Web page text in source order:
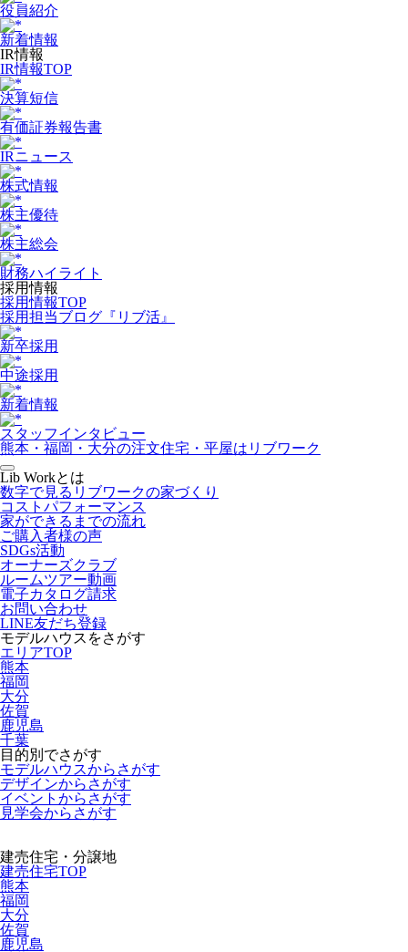
役員紹介
新着情報
IR情報
IR情報TOP
決算短信
有価証券報告書
IRニュース
株式情報
株主優待
株主総会
財務ハイライト
採用情報
採用情報TOP
採用担当ブログ『リブ活』
新卒採用
中途採用
新着情報
スタッフインタビュー
熊本・福岡・大分の注文住宅・平屋はリブワーク
Lib Workとは
数字で見るリブワークの家づくり
コストパフォーマンス
家ができるまでの流れ
ご購入者様の声
SDGs活動
オーナーズクラブ
ルームツアー動画
電子カタログ請求
お問い合わせ
LINE友だち登録
モデルハウスをさがす
エリアTOP
熊本
福岡
大分
佐賀
鹿児島
千葉
目的別でさがす
モデルハウスからさがす
デザインからさがす
イベントからさがす
見学会からさがす
建売住宅・分譲地
建売住宅TOP
熊本
福岡
大分
佐賀
鹿児島